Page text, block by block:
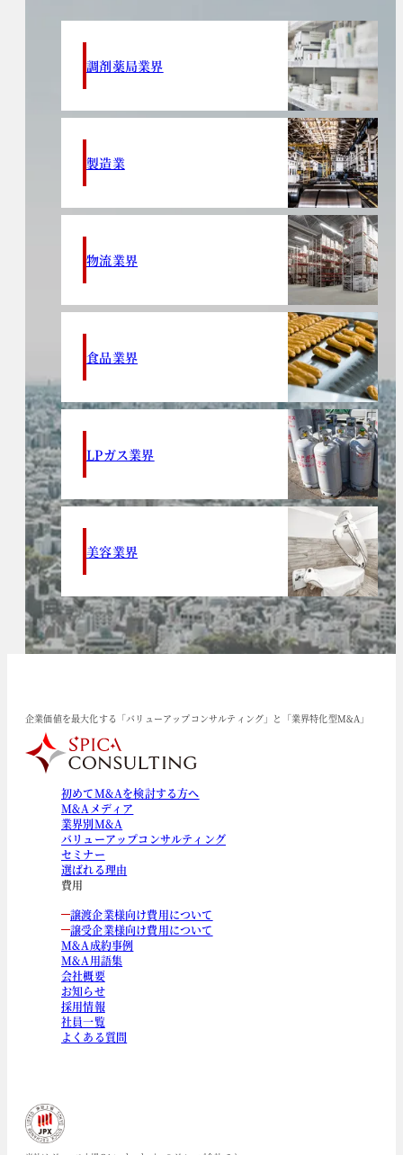
調剤薬局業界
製造業
物流業界
食品業界
LPガス業界
美容業界
企業価値を最大化する「バリューアップコンサルティング」と「業界特化型M&A」
初めてM&Aを検討する方へ
M&Aメディア
業界別M&A
バリューアップコンサルティング
セミナー
選ばれる理由
費用
譲渡企業様向け費用について
譲受企業様向け費用について
M&A成約事例
M&A用語集
会社概要
お知らせ
採用情報
社員一覧
よくある質問